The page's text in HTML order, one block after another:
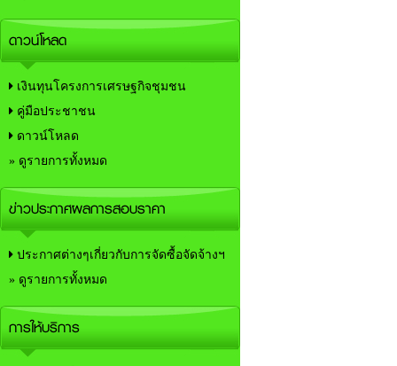
ดาวน์โหลด
เงินทุนโครงการเศรษฐกิจชุมชน
คู่มือประชาชน
ดาวน์โหลด
» ดูรายการทั้งหมด
ข่าวประกาศผลการสอบราคา
ประกาศต่างๆเกี่ยวกับการจัดซื้อจัดจ้างฯ
» ดูรายการทั้งหมด
การให้บริการ